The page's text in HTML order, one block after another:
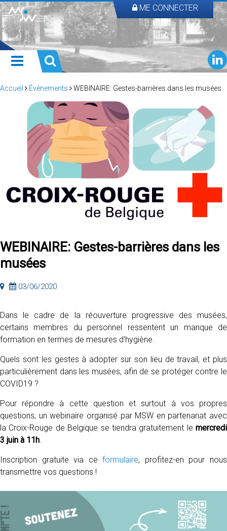
ME CONNECTER
Accueil Évènements WEBINAIRE: Gestes-barrières dans les musées
WEBINAIRE: Gestes-barrières dans les
musées
03/06/2020
Dans le cadre de la réouverture progressive des musées,
certains membres du personnel ressentent un manque de
formation en termes de mesures d'hygiène.
Quels sont les gestes à adopter sur son lieu de travail, et plus
particulièrement dans les musées, afin de se protéger contre le
COVID19 ?
Pour répondre à cette question et surtout à vos propres
questions, un webinaire organisé par MSW en partenariat avec
la Croix-Rouge de Belgique se tiendra gratuitement le mercredi
3 juin à 11h.
Inscription gratuite via ceformulaire, profitez-en pour nous
transmettre vos questions !